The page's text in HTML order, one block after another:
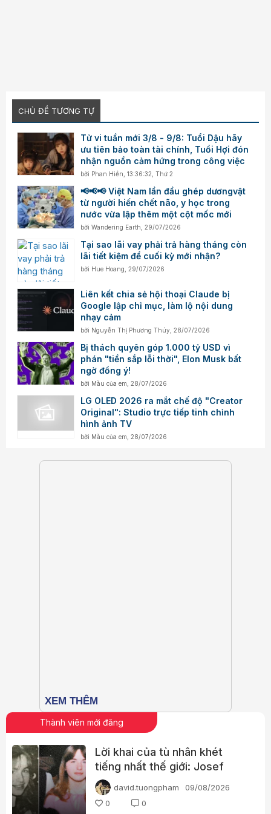
CHỦ ĐỀ TƯƠNG TỰ
Tử vi tuần mới 3/8 - 9/8: Tuổi Dậu hãy
ưu tiên bảo toàn tài chính, Tuổi Hợi đón
nhận nguồn cảm hứng trong công việc
bởi Phan Hiền ,13:36:32, Thứ 2
📢📢📢 Việt Nam lần đầu ghép dươngvật
từ người hiến chết não, y học trong
nước vừa lập thêm một cột mốc mới
bởiWandering Earth ,29/07/2026
Tại sao lãi vay phải trả hàng tháng còn
lãi tiết kiệm để cuối kỳ mới nhận?
bởi Hue Hoang ,29/07/2026
Liên kết chia sẻ hội thoại Claude bị
Google lập chỉ mục, làm lộ nội dung
nhạy cảm
bởi Nguyễn Thị Phương Thúy ,28/07/2026
Bị thách quyên góp 1.000 tỷ USD vì
phán "tiền sắp lỗi thời", Elon Musk bất
ngờ đồng ý!
bởi Màu của em ,28/07/2026
LG OLED 2026 ra mắt chế độ "Creator
Original": Studio trực tiếp tinh chỉnh
hình ảnh TV
bởi Màu của em ,28/07/2026
Thành viên mới đăng
Lời khai của tù nhân khét
tiếng nhất thế giới: Josef
Fritzldavid.tuongpham
09/08/2026
0
0